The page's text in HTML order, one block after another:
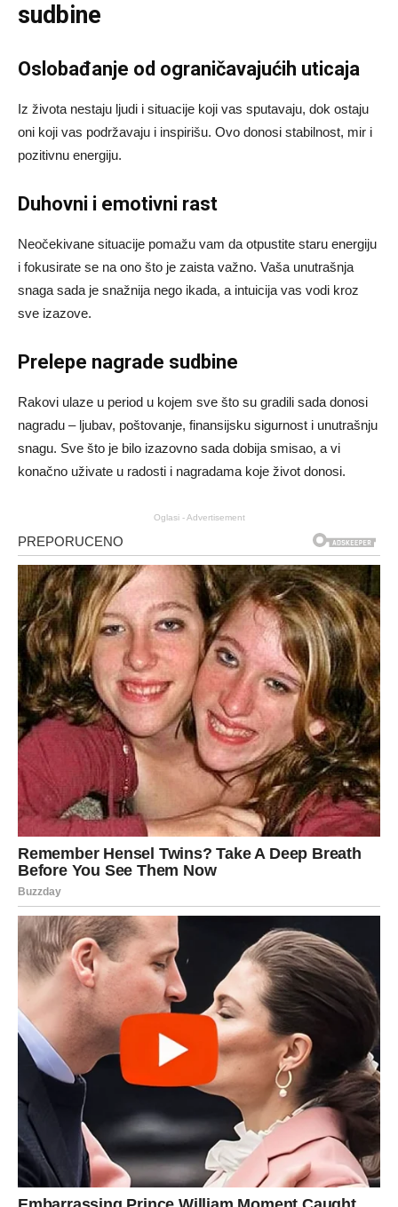
sudbine
Oslobađanje od ograničavajućih uticaja
Iz života nestaju ljudi i situacije koji vas sputavaju, dok ostaju
oni koji vas podržavaju i inspirišu. Ovo donosi stabilnost, mir i
pozitivnu energiju.
Duhovni i emotivni rast
Neočekivane situacije pomažu vam da otpustite staru energiju
i fokusirate se na ono što je zaista važno. Vaša unutrašnja
snaga sada je snažnija nego ikada, a intuicija vas vodi kroz
sve izazove.
Prelepe nagrade sudbine
Rakovi ulaze u period u kojem sve što su gradili sada donosi
nagradu – ljubav, poštovanje, finansijsku sigurnost i unutrašnju
snagu. Sve što je bilo izazovno sada dobija smisao, a vi
konačno uživate u radosti i nagradama koje život donosi.
Oglasi - Advertisement